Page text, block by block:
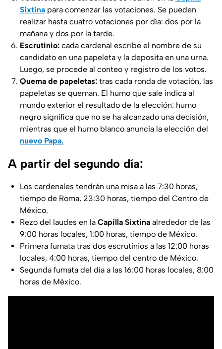
Sixtina para comenzar las votaciones. Se pueden
realizar hasta cuatro votaciones por día: dos por la
mañana y dos por la tarde.
Escrutinio: cada cardenal escribe el nombre de su
candidato en una papeleta y la deposita en una urna.
Luego, se procede al conteo y registro de los votos.
Quema de papeletas: tras cada ronda de votación, las
papeletas se queman. El humo que sale indica al
mundo exterior el resultado de la elección: humo
negro significa que no se ha alcanzado una decisión,
mientras que el humo blanco anuncia la elección del
nuevo Papa.
A partir del segundo día:
Los cardenales tendrán una misa a las 7:30 horas,
tiempo de Roma, 23:30 horas, tiempo del Centro de
México.
Rezo del laudes en la Capilla Sixtina alrededor de las
9:00 horas locales, 1:00 horas, tiempo de México.
Primera fumata tras dos escrutinios a las 12:00 horas
locales, 4:00 horas, tiempo del centro de México.
Segunda fumata del día a las 16:00 horas locales, 8:00
horas de México.